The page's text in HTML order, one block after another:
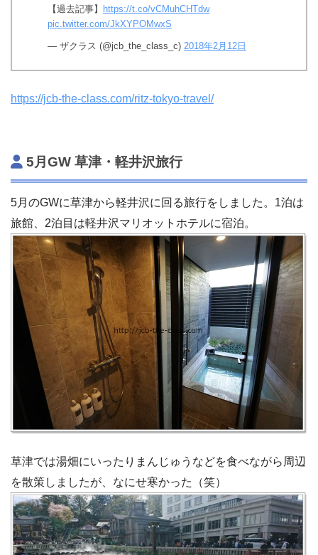
【過去記事】
https://t.co/vCMuhCHTdw
pic.twitter.com/JkXYPOMwxS
— ザクラス (@jcb_the_class_c) 2018年2月12日
https://jcb-the-class.com/ritz-tokyo-travel/
5月GW 草津・軽井沢旅行
5月のGWに草津から軽井沢に回る旅行をしました。1泊は
旅館、2泊目は軽井沢マリオットホテルに宿泊。
草津では湯畑にいったりまんじゅうなどを食べながら周辺
を散策しましたが、なにせ寒かった（笑）